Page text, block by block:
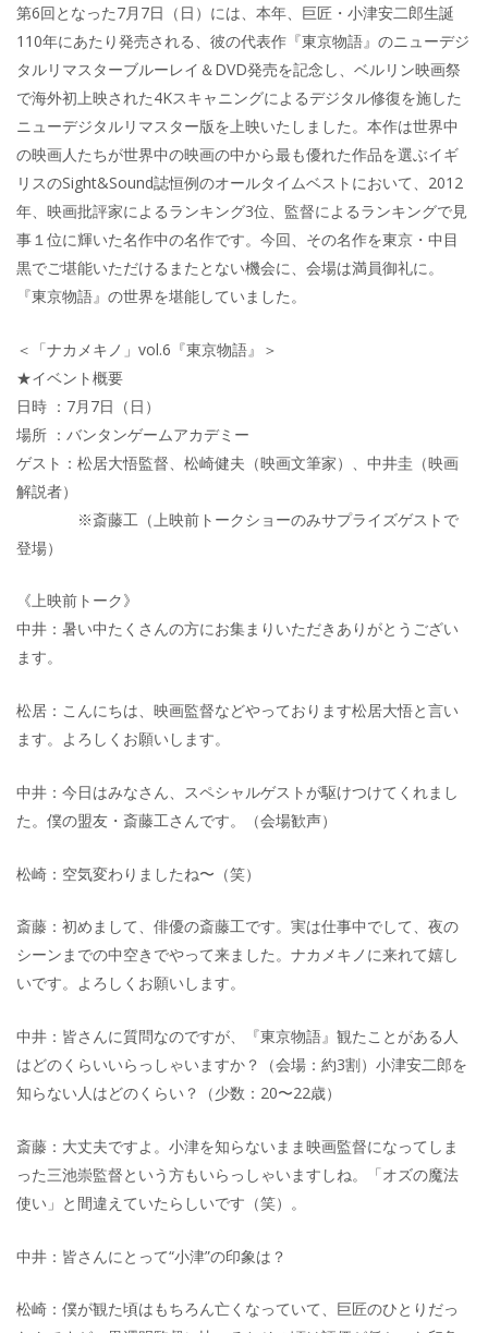
第6回となった7月7日（日）には、本年、巨匠・小津安二郎生誕
110年にあたり発売される、彼の代表作『東京物語』のニューデジ
タルリマスターブルーレイ＆DVD発売を記念し、ベルリン映画祭
で海外初上映された4Kスキャニングによるデジタル修復を施した
ニューデジタルリマスター版を上映いたしました。本作は世界中
の映画人たちが世界中の映画の中から最も優れた作品を選ぶイギ
リスのSight&Sound誌恒例のオールタイムベストにおいて、2012
年、映画批評家によるランキング3位、監督によるランキングで見
事１位に輝いた名作中の名作です。今回、その名作を東京・中目
黒でご堪能いただけるまたとない機会に、会場は満員御礼に。
『東京物語』の世界を堪能していました。
＜「ナカメキノ」vol.6『東京物語』＞
★イベント概要
日時 ：7月7日（日）
場所 ：バンタンゲームアカデミー
ゲスト：松居大悟監督、松崎健夫（映画文筆家）、中井圭（映画
解説者）
※斎藤工（上映前トークショーのみサプライズゲストで
登場）
《上映前トーク》
中井：暑い中たくさんの方にお集まりいただきありがとうござい
ます。
松居：こんにちは、映画監督などやっております松居大悟と言い
ます。よろしくお願いします。
中井：今日はみなさん、スペシャルゲストが駆けつけてくれまし
た。僕の盟友・斎藤工さんです。（会場歓声）
松崎：空気変わりましたね〜（笑）
斎藤：初めまして、俳優の斎藤工です。実は仕事中でして、夜の
シーンまでの中空きでやって来ました。ナカメキノに来れて嬉し
いです。よろしくお願いします。
中井：皆さんに質問なのですが、『東京物語』観たことがある人
はどのくらいいらっしゃいますか？（会場：約3割）小津安二郎を
知らない人はどのくらい？（少数：20〜22歳）
斎藤：大丈夫ですよ。小津を知らないまま映画監督になってしま
った三池崇監督という方もいらっしゃいますしね。「オズの魔法
使い」と間違えていたらしいです（笑）。
中井：皆さんにとって“小津”の印象は？
松崎：僕が観た頃はもちろん亡くなっていて、巨匠のひとりだっ